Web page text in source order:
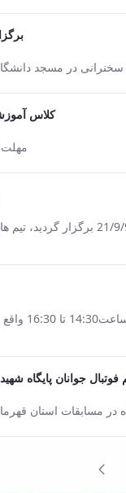
the Persian
جمعه 20/10/92ساعت 6:30
کلاس
the Persianمهلت
the Persian
در مسابقات فوتسال درون دانشگاهی
the Persianمراسم
فوتبال جوانان پایگاه
the Persian
در مسابقات استان
Page